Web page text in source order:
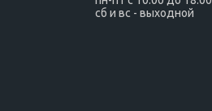
сб и вс - выходной